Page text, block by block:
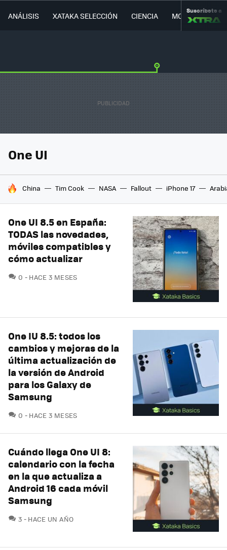
ANÁLISIS XATAKA SELECCIÓN CIENCIA MOVILIDAD
Suscríbete a
One UI
HOY SE HABLA DE
China Tim Cook NASA Fallout iPhone 17
One UI 8.5 en España:
TODAS las novedades,
móviles compatibles y
cómo actualizar
0 COMENTARIOS
HACE 3 MESES
One IU 8.5: todos los
cambios y mejoras de la
última actualización de
la versión de Android
para los Galaxy de
Samsung
0 COMENTARIOS
HACE 3 MESES
Cuándo llega One UI 8:
calendario con la fecha
en la que actualiza a
Android 16 cada móvil
Samsung
3 COMENTARIOS
HACE UN AÑO